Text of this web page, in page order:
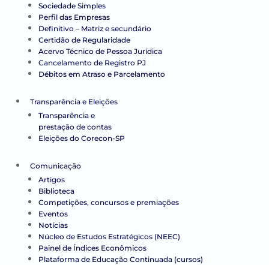
Sociedade Simples
Perfil das Empresas
Definitivo – Matriz e secundário
Certidão de Regularidade
Acervo Técnico de Pessoa Jurídica
Cancelamento de Registro PJ
Débitos em Atraso e Parcelamento
Transparência e Eleições
Transparência e
prestação de contas
Eleições do Corecon-SP
Comunicação
Artigos
Biblioteca
Competições, concursos e premiações
Eventos
Notícias
Núcleo de Estudos Estratégicos (NEEC)
Painel de Índices Econômicos
Plataforma de Educação Continuada (cursos)